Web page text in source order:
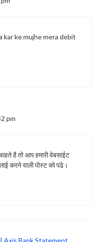
kar ke mujhe mera debit
pm
है तो आप हमारी वेबसाईट
करने वाली पोस्ट को पढे।
| Axis Bank Statement